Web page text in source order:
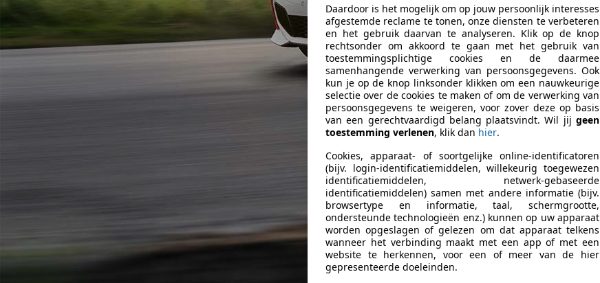
Daardoor is het mogelijk om op jouw persoonlijk interesses
afgestemde reclame te tonen, onze diensten te verbeteren
en het gebruik daarvan te analyseren. Klik op de knop
rechtsonder om akkoord te gaan met het gebruik van
toestemmingsplichtige cookies en de daarmee
samenhangende verwerking van persoonsgegevens. Ook
kun je op de knop linksonder klikken om een nauwkeurige
selectie over de cookies te maken of om de verwerking van
persoonsgegevens te weigeren, voor zover deze op basis
van een gerechtvaardigd belang plaatsvindt. Wil jij geen
toestemming verlenen, klik dan hier.
Cookies, apparaat- of soortgelijke online-identificatoren
(bijv. login-identificatiemiddelen, willekeurig toegewezen
identificatiemiddelen, netwerk-gebaseerde
identificatiemiddelen) samen met andere informatie (bijv.
browsertype en informatie, taal, schermgrootte,
ondersteunde technologieën enz.) kunnen op uw apparaat
worden opgeslagen of gelezen om dat apparaat telkens
wanneer het verbinding maakt met een app of met een
website te herkennen, voor een of meer van de hier
gepresenteerde doeleinden.